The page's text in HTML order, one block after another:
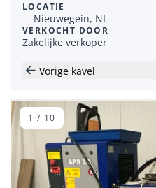
LOCATIE
Nieuwegein, NL
VERKOCHT DOOR
Zakelijke verkoper
Vorige kavel
1 / 10